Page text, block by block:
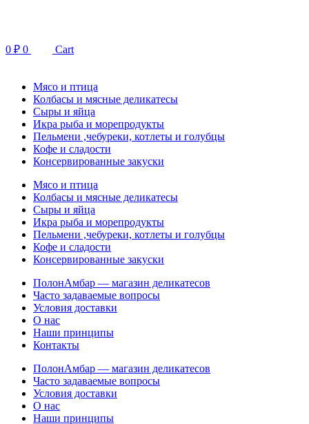
0 ₽ 0 Cart
Мясо и птица
Колбасы и мясные деликатесы
Сыры и яйца
Икра рыба и морепродукты
Пельмени ,чебуреки, котлеты и голубцы
Кофе и сладости
Консервированные закуски
Мясо и птица
Колбасы и мясные деликатесы
Сыры и яйца
Икра рыба и морепродукты
Пельмени ,чебуреки, котлеты и голубцы
Кофе и сладости
Консервированные закуски
ПолонАмбар — магазин деликатесов
Часто задаваемые вопросы
Условия доставки
О нас
Наши принципы
Контакты
ПолонАмбар — магазин деликатесов
Часто задаваемые вопросы
Условия доставки
О нас
Наши принципы